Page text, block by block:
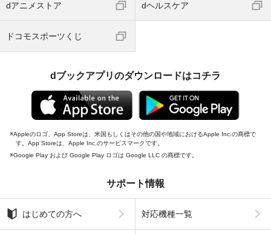
dアニメストア dヘルスケア
ドコモスポーツくじ
dブックアプリのダウンロードはコチラ
Appleのロゴ、App Storeは、米国もしくはその他の国や地域におけるApple Inc.の商標で
す。App Storeは、Apple Inc.のサービスマークです。
Google Play および Google Play ロゴは Google LLC の商標です。
サポート情報
はじめての方へ 対応機種一覧